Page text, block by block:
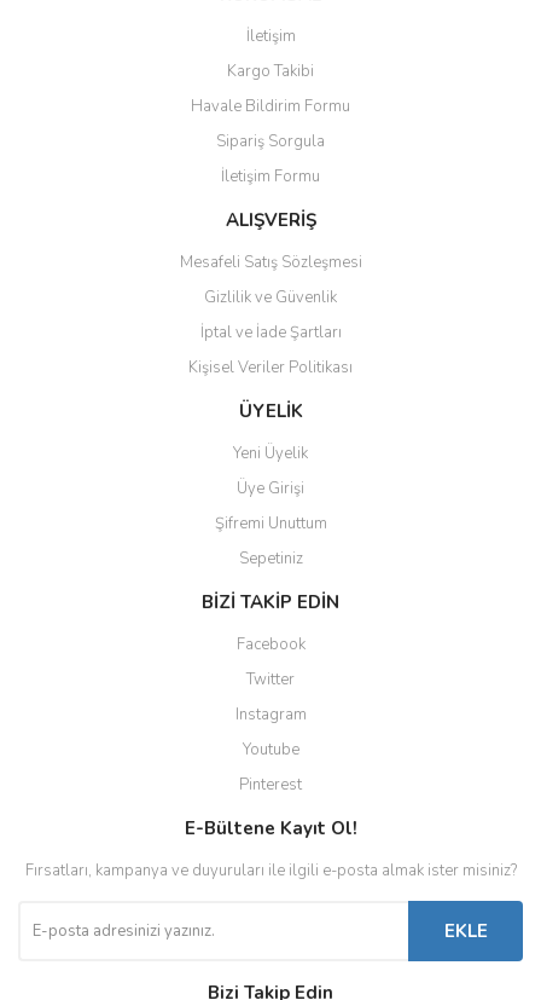
İletişim
Kargo Takibi
Havale Bildirim Formu
Sipariş Sorgula
İletişim Formu
ALIŞVERİŞ
Mesafeli Satış Sözleşmesi
Gizlilik ve Güvenlik
İptal ve İade Şartları
Kişisel Veriler Politikası
ÜYELİK
Yeni Üyelik
Üye Girişi
Şifremi Unuttum
Sepetiniz
BİZİ TAKİP EDİN
Facebook
Twitter
Instagram
Youtube
Pinterest
E-Bültene Kayıt Ol!
Fırsatları, kampanya ve duyuruları ile ilgili e-posta almak ister misiniz?
EKLE
Bizi Takip Edin